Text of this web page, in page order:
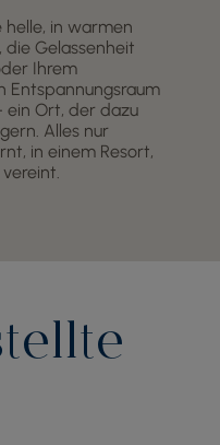
helle, in warmen
Gelassenheit
Ihrem
Entspannungsraum
ein Ort, der dazu
Alles nur
in einem Resort,